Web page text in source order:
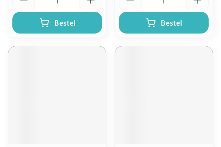
Bestel Bestel